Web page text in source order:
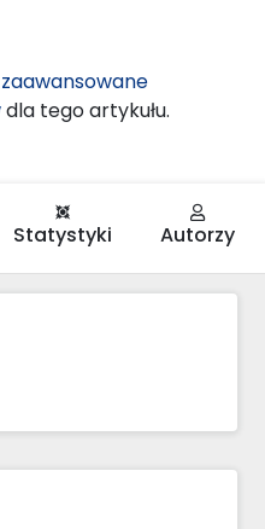
dla tego artykułu.
Statystyki Autorzy